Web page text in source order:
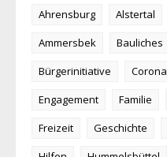
Ahrensburg Alstertal
Ammersbek
Bauliches
Bürgerinitiative
Corona
Engagement
Familie
Freizeit
Geschichte